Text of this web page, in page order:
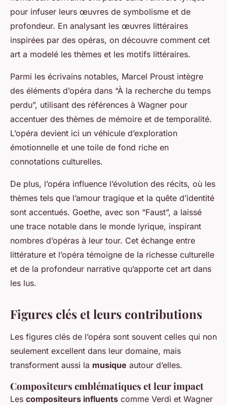
pour infuser leurs œuvres de symbolisme et de
profondeur. En analysant les œuvres littéraires
inspirées par des opéras, on découvre comment cet
art a modelé les thèmes et les motifs littéraires.
Parmi les écrivains notables, Marcel Proust intègre
des éléments d’opéra dans “À la recherche du temps
perdu”, utilisant des références à Wagner pour
accentuer des thèmes de mémoire et de temporalité.
L’opéra devient ici un véhicule d’exploration
émotionnelle et une toile de fond riche en
connotations culturelles.
De plus, l’opéra influence l’évolution des récits, où les
thèmes tels que l’amour tragique et la quête d’identité
sont accentués. Goethe, avec son “Faust”, a laissé
une trace notable dans le monde lyrique, inspirant
nombres d’opéras à leur tour. Cet échange entre
littérature et l’opéra témoigne de la richesse culturelle
et de la profondeur narrative qu’apporte cet art dans
les lus.
Figures clés et leurs contributions
Les figures clés de l’opéra sont souvent celles qui non
seulement excellent dans leur domaine, mais
transforment aussi la musique autour d’elles.
Compositeurs emblématiques et leur impact
Les compositeurs influents comme Verdi et Wagner